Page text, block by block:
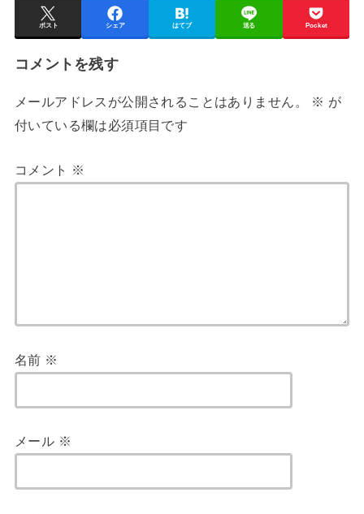
ポスト シェア はてブ 送る Pocket
コメントを残す
メールアドレスが公開されることはありません。 ※ が
付いている欄は必須項目です
コメント ※
名前 ※
メール ※